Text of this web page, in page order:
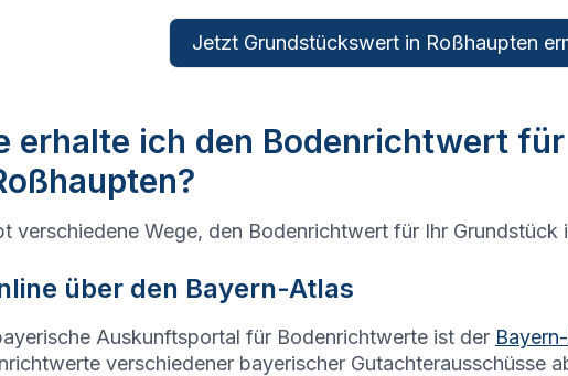
Jetzt Grundstückswert in Roßhaupten
erhalte ich den Bodenrichtwert
verschiedene Wege, den Bodenrichtwert für Ihr Grundstück
über den Bayern-Atlas
Auskunftsportal für Bodenrichtwerte ist der
verschiedener bayerischer Gutachterausschüsse